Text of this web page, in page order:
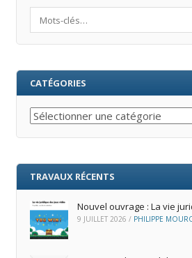
CATÉGORIES
Catégories
TRAVAUX RÉCENTS
Nouvel ouvrage : La vie
9 JUILLET 2026 / PHILIPPE